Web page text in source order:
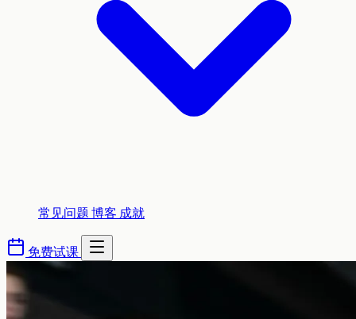
常见问题博客 成就
免费试课